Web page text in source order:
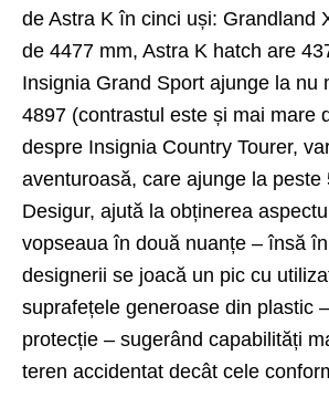
de Astra K în cinci uși: Grandland
de 4477 mm, Astra K hatch are
Insignia Grand Sport ajunge la nu
4897 (contrastul este și mai mare
despre Insignia Country Tourer,
aventuroasă, care ajunge la peste
Desigur, ajută la obținerea
vopseaua în două nuanțe – însă
designerii se joacă un pic cu
suprafețele generoase din plastic
protecție – sugerând capabilități
teren accidentat decât cele